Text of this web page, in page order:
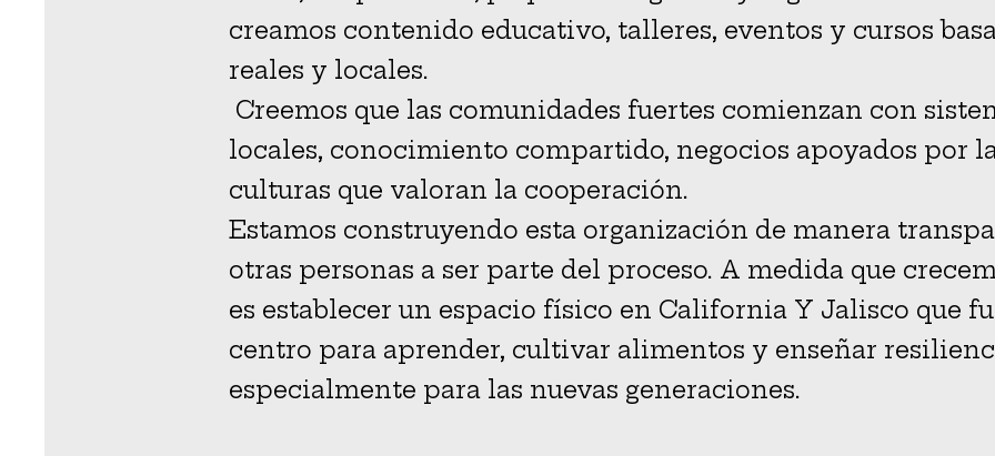
creamos contenido educativo, talleres, eventos y cursos
reales y locales.
Creemos que las comunidades fuertes comienzan con
locales, conocimiento compartido, negocios apoyados por
culturas que valoran la cooperación.
Estamos construyendo esta organización de manera
otras personas a ser parte del proceso. A medida que
es establecer un espacio físico en California Y Jalisco que
centro para aprender, cultivar alimentos y enseñar
especialmente para las nuevas generaciones.